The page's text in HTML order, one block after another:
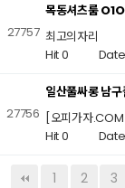
27757
목동셔츠룸
최고의자리
Hit 0
27756
일산풀싸롱 남
[오피가자
Hit 0
1 2 3